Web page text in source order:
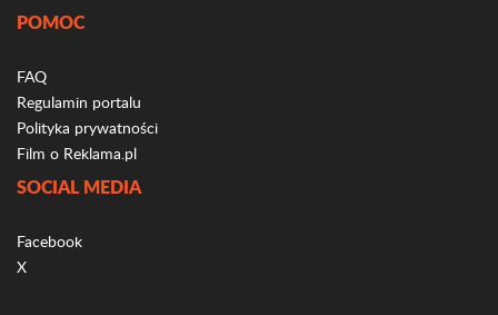
POMOC
FAQ
Regulamin portalu
Polityka prywatności
Film o Reklama.pl
SOCIAL MEDIA
Facebook
X